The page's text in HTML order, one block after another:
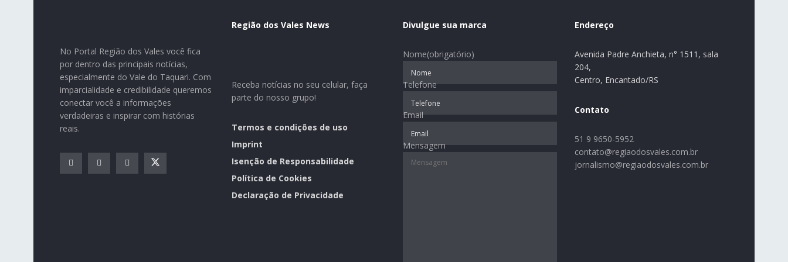
No Portal Região dos Vales você fica
por dentro das principais notícias,
especialmente do Vale do Taquari. Com
imparcialidade e credibilidade queremos
conectar você a informações
verdadeiras e inspirar com histórias
reais.
Região dos Vales News
Receba notícias no seu celular, faça
parte do nosso grupo!
Termos e condições de uso
Imprint
Isenção de Responsabilidade
Política de Cookies
Declaração de Privacidade
Divulgue sua marca
Nome(obrigatório)
Telefone
Email
Mensagem
Endereço
Avenida Padre Anchieta, n° 1511, sala
204,
Centro, Encantado/RS
Contato
51 9 9650-5952
contato@regiaodosvales.com.br
jornalismo@regiaodosvales.com.br